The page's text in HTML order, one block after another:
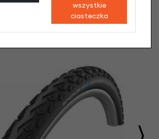
kupili ten produkt wybrali
wszystkie
ciasteczka